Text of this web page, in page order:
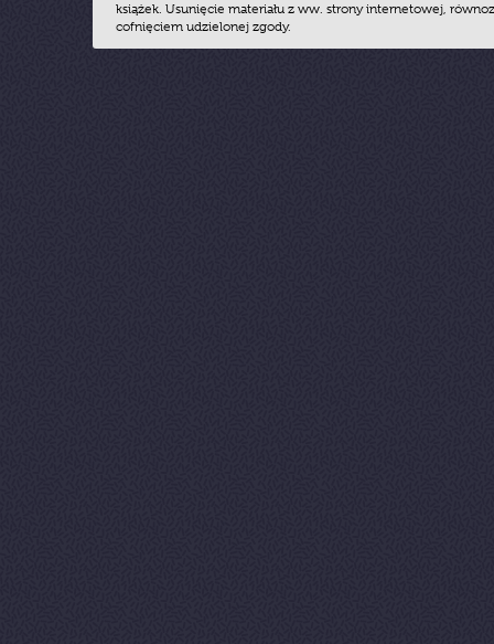
książek. Usunięcie materiału z ww. strony internetowej,
cofnięciem udzielonej zgody.